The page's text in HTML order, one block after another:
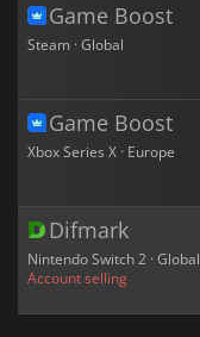
Game Boost
Steam · Global
Game Boost
Xbox Series X · Europe
Difmark
Nintendo Switch 2 · Global
Account selling